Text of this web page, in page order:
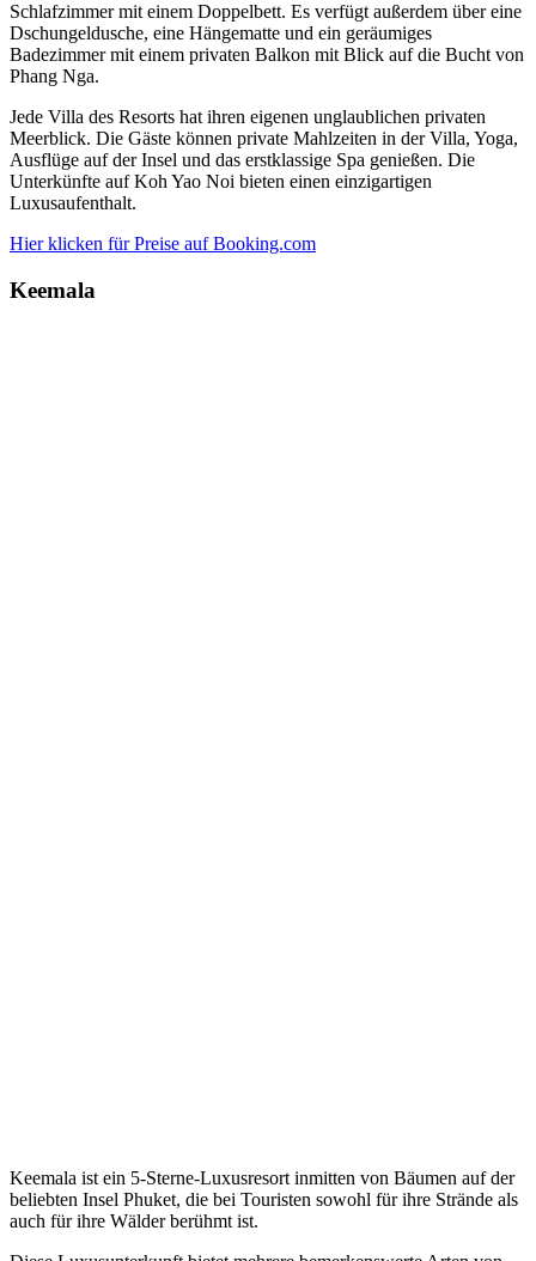
Schlafzimmer mit einem Doppelbett. Es verfügt außerdem über eine
Dschungeldusche, eine Hängematte und ein geräumiges
Badezimmer mit einem privaten Balkon mit Blick auf die Bucht von
Phang Nga.
Jede Villa des Resorts hat ihren eigenen unglaublichen privaten
Meerblick. Die Gäste können private Mahlzeiten in der Villa, Yoga,
Ausflüge auf der Insel und das erstklassige Spa genießen. Die
Unterkünfte auf Koh Yao Noi bieten einen einzigartigen
Luxusaufenthalt.
Hier klicken für Preise auf Booking.com
Keemala
Keemala ist ein 5-Sterne-Luxusresort inmitten von Bäumen auf der
beliebten Insel Phuket, die bei Touristen sowohl für ihre Strände als
auch für ihre Wälder berühmt ist.